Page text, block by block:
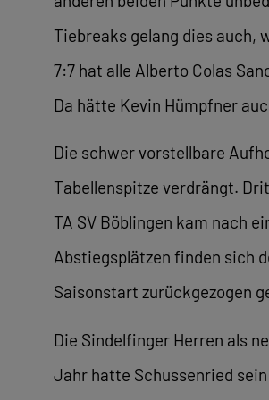
Tiebreaks gelang dies auch,
7:7 hat alle Alberto Colas
Da hätte Kevin Hümpfner
Die schwer vorstellbare
Tabellenspitze verdrängt.
TA SV Böblingen kam nach
Abstiegsplätzen finden sich
Saisonstart zurückgezogen
Die Sindelfinger Herren als
Jahr hatte Schussenried